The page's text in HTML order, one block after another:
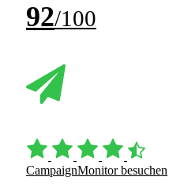
92/100
CampaignMonitor besuchen